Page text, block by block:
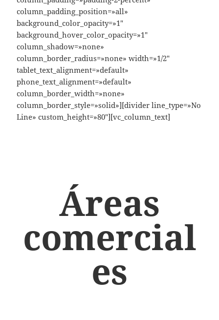
column_padding_position=»all»
background_color_opacity=»1″
background_hover_color_opacity=»1″
column_shadow=»none»
column_border_radius=»none» width=»1/2″
tablet_text_alignment=»default»
phone_text_alignment=»default»
column_border_width=»none»
column_border_style=»solid»][divider line_type=»No
Line» custom_height=»80″][vc_column_text]
Áreas
comercial
es